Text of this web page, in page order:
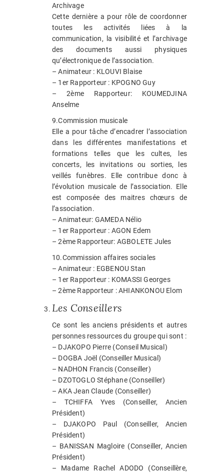
Archivage
Cette dernière a pour rôle de coordonner
toutes les activités liées à la
communication, la visibilité et l’archivage
des documents aussi physiques
qu’électronique de l’association.
– Animateur : KLOUVI Blaise
– 1er Rapporteur : KPOGNO Guy
– 2ème Rapporteur: KOUMEDJINA
Anselme
9.Commission musicale
Elle a pour tâche d’encadrer l’association
dans les différentes manifestations et
formations telles que les cultes, les
concerts, les invitations ou sorties, les
veillés funèbres. Elle contribue donc à
l’évolution musicale de l’association. Elle
est composée des maitres chœurs de
l’association.
– Animateur: GAMEDA Nélio
– 1er Rapporteur : AGON Edem
– 2ème Rapporteur: AGBOLETE Jules
10.Commission affaires sociales
– Animateur : EGBENOU Stan
– 1er Rapporteur : KOMASSI Georges
– 2ème Rapporteur : AHIANKONOU Elom
Les Conseillers
Ce sont les anciens présidents et autres
personnes ressources du groupe qui sont :
– DJAKOPO Pierre (Conseil Musical)
– DOGBA Joël (Conseiller Musical)
– NADHON Francis (Conseiller)
– DZOTOGLO Stéphane (Conseiller)
– AKA Jean Claude (Conseiller)
– TCHIFFA Yves (Conseiller, Ancien
Président)
– DJAKOPO Paul (Conseiller, Ancien
Président)
– BANISSAN Magloire (Conseiller, Ancien
Président)
– Madame Rachel ADODO (Conseillère,